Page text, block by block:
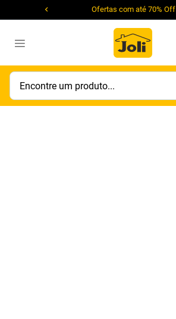
Ofertas com até 70% Off
Encontre um produto...